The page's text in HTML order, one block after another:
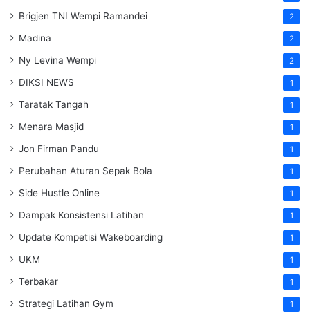
Brigjen TNI Wempi Ramandei 2
Madina 2
Ny Levina Wempi 2
DIKSI NEWS 1
Taratak Tangah 1
Menara Masjid 1
Jon Firman Pandu 1
Perubahan Aturan Sepak Bola 1
Side Hustle Online 1
Dampak Konsistensi Latihan 1
Update Kompetisi Wakeboarding 1
UKM 1
Terbakar 1
Strategi Latihan Gym 1